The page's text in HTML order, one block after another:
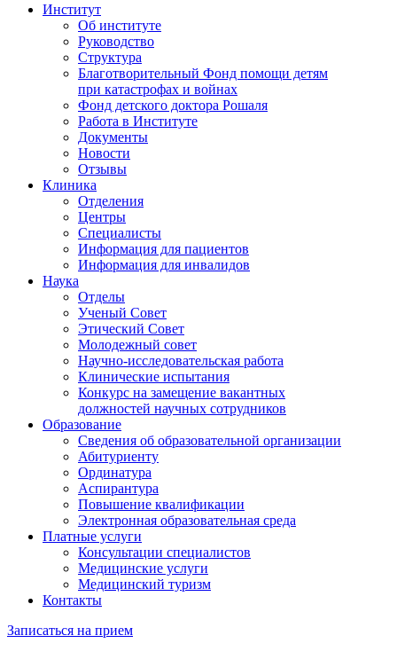
Институт
Об институте
Руководство
Структура
Благотворительный Фонд помощи детям
при катастрофах и войнах
Фонд детского доктора Рошаля
Работа в Институте
Документы
Новости
Отзывы
Клиника
Отделения
Центры
Специалисты
Информация для пациентов
Информация для инвалидов
Наука
Отделы
Ученый Совет
Этический Совет
Молодежный совет
Научно-исследовательская работа
Клинические испытания
Конкурс на замещение вакантных
должностей научных сотрудников
Образование
Сведения об образовательной организации
Абитуриенту
Ординатура
Аспирантура
Повышение квалификации
Электронная образовательная среда
Платные услуги
Консультации специалистов
Медицинские услуги
Медицинский туризм
Контакты
Записаться на прием